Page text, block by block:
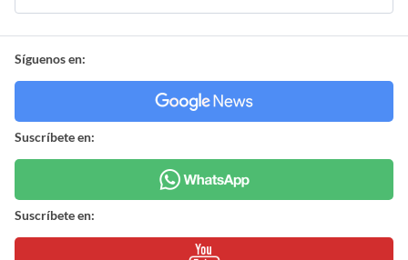
Síguenos en:
Suscríbete en:
Suscríbete en: